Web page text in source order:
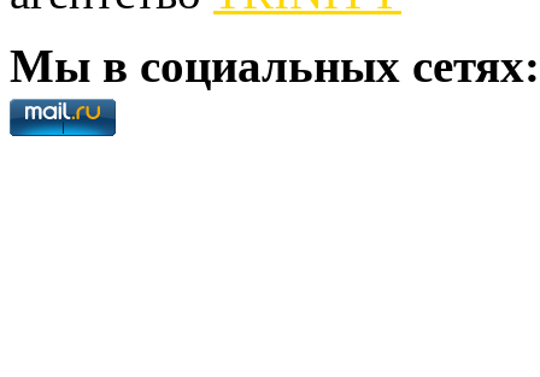
Мы в социальных сетях: